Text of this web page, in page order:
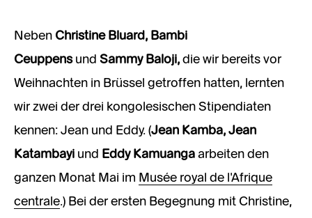
Neben Christine Bluard, Bambi
Ceuppens und Sammy Baloji, die wir bereits vor
Weihnachten in Brüssel getroffen hatten, lernten
wir zwei der drei kongolesischen Stipendiaten
kennen: Jean und Eddy. (Jean Kamba, Jean
Katambayi und Eddy Kamuanga arbeiten den
ganzen Monat Mai im Musée royal de l’Afrique
centrale.) Bei der ersten Begegnung mit Christine,